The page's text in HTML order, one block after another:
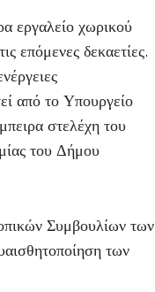
εργαλείο χωρικού
επόμενες δεκαετίες.
από το Υπουργείο
στελέχη του
του Δήμου
Συμβουλίων των
των